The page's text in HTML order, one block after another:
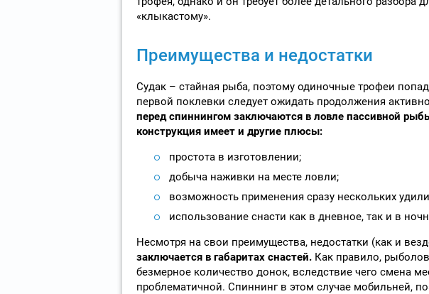
«клыкастому».
Преимущества и недостатки
Судак – стайная рыба, поэтому одиночные трофеи
первой поклевки следует ожидать продолжения
перед спиннингом заключаются в ловле пассивной
конструкция имеет и другие плюсы:
простота в изготовлении;
добыча наживки на месте ловли;
возможность применения сразу нескольких
использование снасти как в дневное, так и в
Несмотря на свои преимущества, недостатки (как и
заключается в габаритах снастей.Как правило,
безмерное количество донок, вследствие чего смена
проблематичной. Спиннинг в этом случае мобильней,